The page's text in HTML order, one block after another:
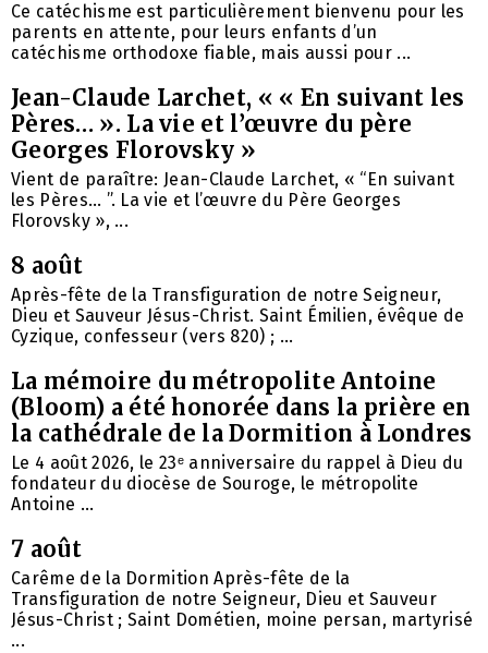
Ce catéchisme est particulièrement bienvenu pour les
parents en attente, pour leurs enfants d’un
catéchisme orthodoxe fiable, mais aussi pour ...
Jean-Claude Larchet, « « En suivant les
Pères… ». La vie et l’œuvre du père
Georges Florovsky »
Vient de paraître: Jean-Claude Larchet, « “En suivant
les Pères… ”. La vie et l’œuvre du Père Georges
Florovsky », ...
8 août
Après-fête de la Transfiguration de notre Seigneur,
Dieu et Sauveur Jésus-Christ. Saint Émilien, évêque de
Cyzique, confesseur (vers 820) ; ...
La mémoire du métropolite Antoine
(Bloom) a été honorée dans la prière en
la cathédrale de la Dormition à Londres
Le 4 août 2026, le 23ᵉ anniversaire du rappel à Dieu du
fondateur du diocèse de Souroge, le métropolite
Antoine ...
7 août
Carême de la Dormition Après-fête de la
Transfiguration de notre Seigneur, Dieu et Sauveur
Jésus-Christ ; Saint Dométien, moine persan, martyrisé
...